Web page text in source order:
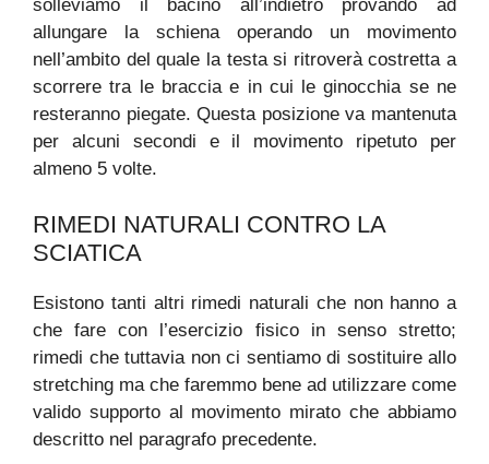
solleviamo il bacino all’indietro provando ad
allungare la schiena operando un movimento
nell’ambito del quale la testa si ritroverà costretta a
scorrere tra le braccia e in cui le ginocchia se ne
resteranno piegate. Questa posizione va mantenuta
per alcuni secondi e il movimento ripetuto per
almeno 5 volte.
RIMEDI NATURALI CONTRO LA
SCIATICA
Esistono tanti altri rimedi naturali che non hanno a
che fare con l’esercizio fisico in senso stretto;
rimedi che tuttavia non ci sentiamo di sostituire allo
stretching ma che faremmo bene ad utilizzare come
valido supporto al movimento mirato che abbiamo
descritto nel paragrafo precedente.